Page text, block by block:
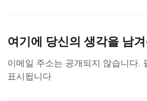
여기에 당신의 생각을 남
이메일 주소는 공개되지 않습니다.
표시됩니다